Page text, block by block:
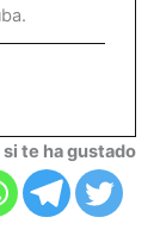
te ha gustado